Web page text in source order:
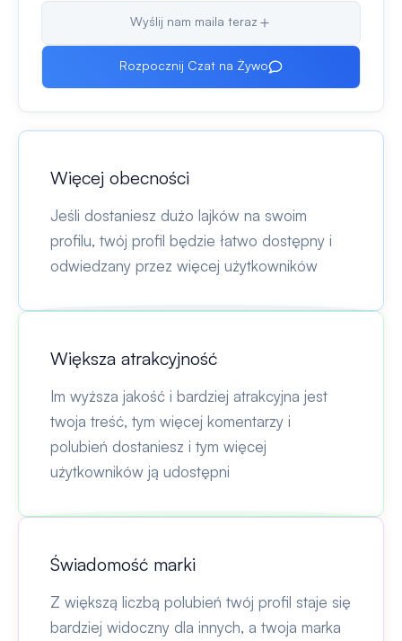
Wyślij nam maila teraz
Rozpocznij Czat na Żywo
Więcej obecności
Jeśli dostaniesz dużo lajków na swoim
profilu, twój profil będzie łatwo dostępny i
odwiedzany przez więcej użytkowników
Większa atrakcyjność
Im wyższa jakość i bardziej atrakcyjna jest
twoja treść, tym więcej komentarzy i
polubień dostaniesz i tym więcej
użytkowników ją udostępni
Świadomość marki
Z większą liczbą polubień twój profil staje się
bardziej widoczny dla innych, a twoja marka